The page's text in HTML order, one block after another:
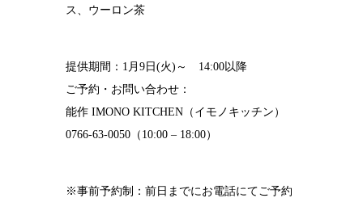
ス、ウーロン茶
提供期間：1月9日(火)～ 14:00以降
ご予約・お問い合わせ：
能作 IMONO KITCHEN（イモノキッチン）
0766-63-0050（10:00 – 18:00）
※事前予約制：前日までにお電話にてご予約